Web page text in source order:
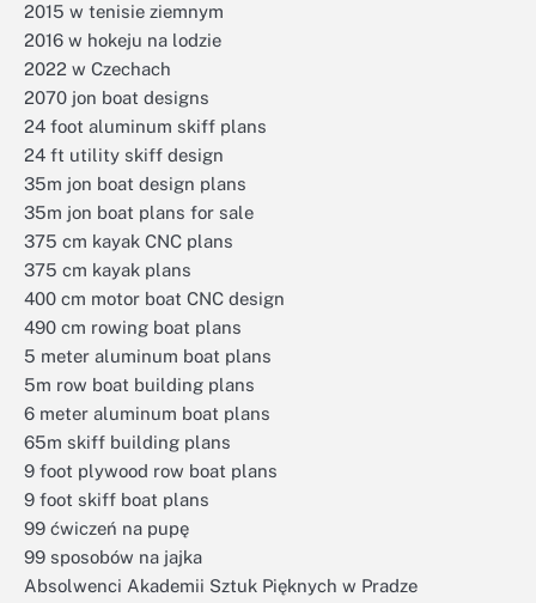
2015 w tenisie ziemnym
2016 w hokeju na lodzie
2022 w Czechach
2070 jon boat designs
24 foot aluminum skiff plans
24 ft utility skiff design
35m jon boat design plans
35m jon boat plans for sale
375 cm kayak CNC plans
375 cm kayak plans
400 cm motor boat CNC design
490 cm rowing boat plans
5 meter aluminum boat plans
5m row boat building plans
6 meter aluminum boat plans
65m skiff building plans
9 foot plywood row boat plans
9 foot skiff boat plans
99 ćwiczeń na pupę
99 sposobów na jajka
Absolwenci Akademii Sztuk Pięknych w Pradze